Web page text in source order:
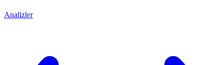
Analizler